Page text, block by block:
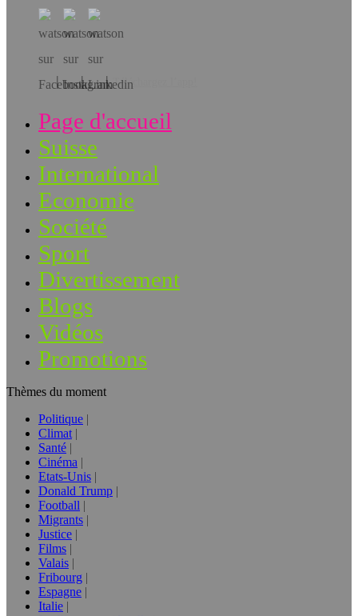
Téléchargez l’app!
Page d'accueil
Suisse
International
Economie
Société
Sport
Divertissement
Blogs
Vidéos
Promotions
Thèmes du moment
Politique
Climat
Santé
Cinéma
Etats-Unis
Donald Trump
Football
Migrants
Justice
Films
Valais
Fribourg
Espagne
Italie